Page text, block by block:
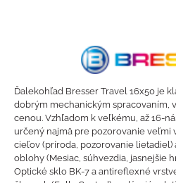
Ďalekohľad Bresser Travel 16x50 je
dobrým mechanickým spracovaním,
cenou. Vzhľadom k veľkému, až 16-
určený najmä pre pozorovanie veľmi
cieľov (príroda, pozorovanie lietadiel)
oblohy (Mesiac, súhvezdia, jasnejšie
Optické sklo BK-7 a antireflexné